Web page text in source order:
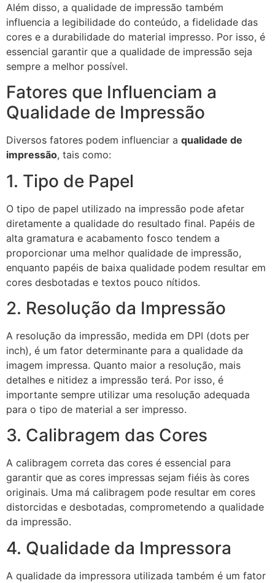
Além disso, a qualidade de impressão também
influencia a legibilidade do conteúdo, a fidelidade das
cores e a durabilidade do material impresso. Por isso, é
essencial garantir que a qualidade de impressão seja
sempre a melhor possível.
Fatores que Influenciam a
Qualidade de Impressão
Diversos fatores podem influenciar a qualidade de
impressão, tais como:
1. Tipo de Papel
O tipo de papel utilizado na impressão pode afetar
diretamente a qualidade do resultado final. Papéis de
alta gramatura e acabamento fosco tendem a
proporcionar uma melhor qualidade de impressão,
enquanto papéis de baixa qualidade podem resultar em
cores desbotadas e textos pouco nítidos.
2. Resolução da Impressão
A resolução da impressão, medida em DPI (dots per
inch), é um fator determinante para a qualidade da
imagem impressa. Quanto maior a resolução, mais
detalhes e nitidez a impressão terá. Por isso, é
importante sempre utilizar uma resolução adequada
para o tipo de material a ser impresso.
3. Calibragem das Cores
A calibragem correta das cores é essencial para
garantir que as cores impressas sejam fiéis às cores
originais. Uma má calibragem pode resultar em cores
distorcidas e desbotadas, comprometendo a qualidade
da impressão.
4. Qualidade da Impressora
A qualidade da impressora utilizada também é um fator